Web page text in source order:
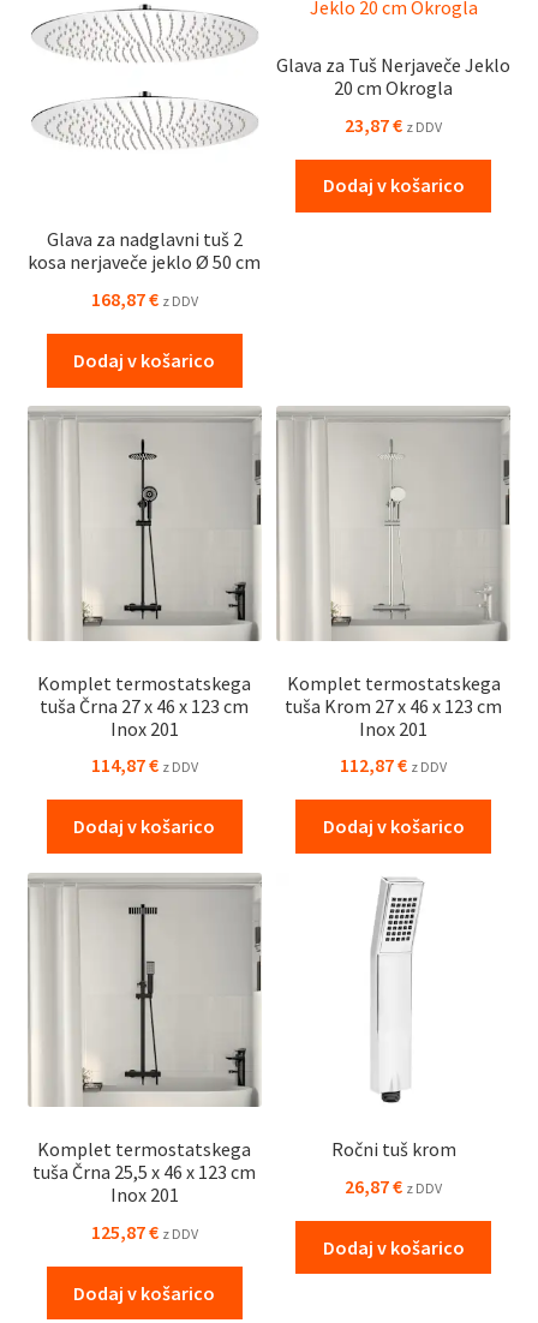
Glava za nadglavni tuš 2
kosa nerjaveče jeklo Ø 50 cm
168,87€ z DDV
Dodaj v košarico
Glava za Tuš Nerjaveče Jeklo
20 cm Okrogla
23,87€ z DDV
Dodaj v košarico
Komplet termostatskega
tuša Črna 27 x 46 x 123 cm
Inox 201
114,87€ z DDV
Dodaj v košarico
Komplet termostatskega
tuša Krom 27 x 46 x 123 cm
Inox 201
112,87€ z DDV
Dodaj v košarico
Komplet termostatskega
tuša Črna 25,5 x 46 x 123 cm
Inox 201
125,87€ z DDV
Dodaj v košarico
Ročni tuš krom
26,87€ z DDV
Dodaj v košarico